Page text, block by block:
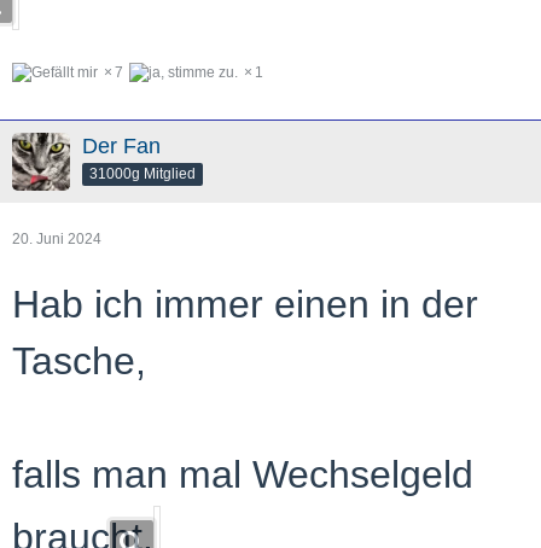
7 1
Der Fan
31000g Mitglied
20. Juni 2024
Hab ich immer einen in der
Tasche,
falls man mal Wechselgeld
braucht.